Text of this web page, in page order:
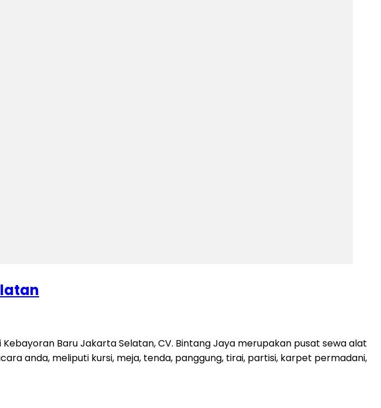
Baru Jakarta Selatan, CV. Bintang Jaya merupakan pusat sewa alat
anda, meliputi kursi, meja, tenda, panggung, tirai, partisi, karpet permadani,